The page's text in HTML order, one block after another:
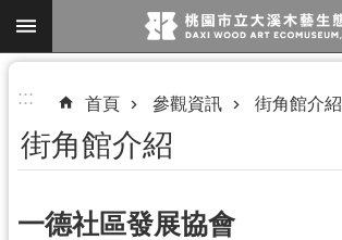
跳到主要內容區塊
階
搜
尋
::: 首頁 參觀資訊 街角館介紹
街角館介紹
一德社區發展協會